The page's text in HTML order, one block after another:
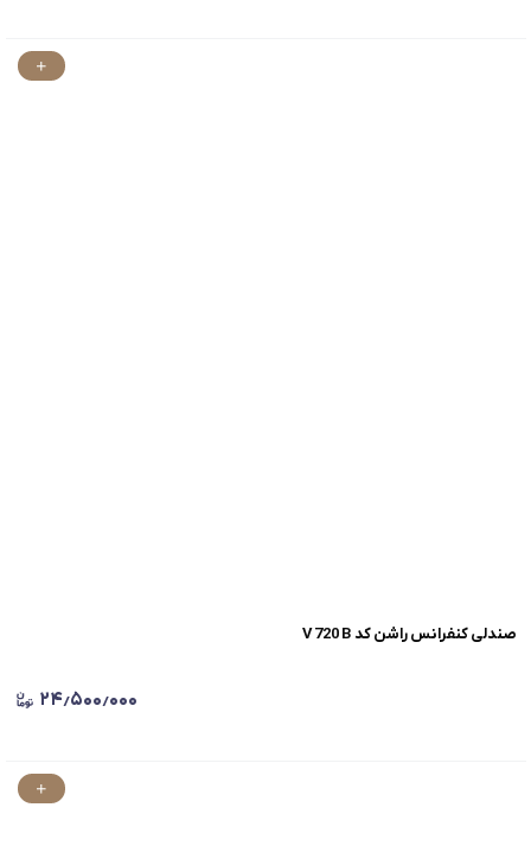
صندلی کنفرانس راشن کد V 720 B
۲۴٫۵۰۰٫۰۰۰